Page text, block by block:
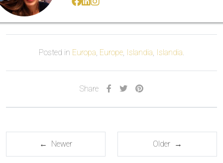
Posted in Europa, Europe, Islandia, Islandia.
Share
← Newer Older →